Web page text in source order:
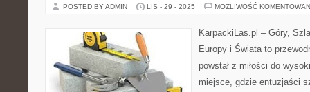
POSTED BY ADMIN LIS - 29 - 2025 MOŻLIWOŚĆ
KarpackiLas.pl – Góry,
Europy i Świata to
powstał z miłości do
miejsce, gdzie entuzjaści